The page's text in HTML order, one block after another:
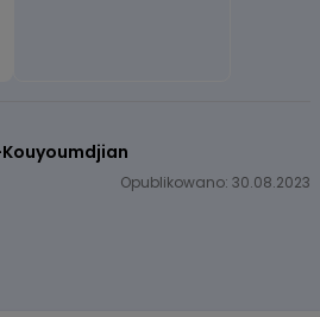
Opublikowano: 30.08.2023